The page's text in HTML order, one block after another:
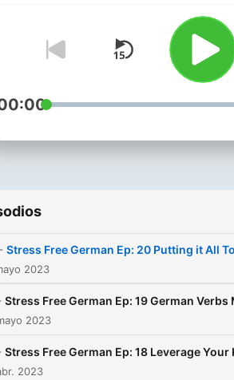
Pattern
grammar.
Stress Free German Ep: 20 Putting it All
2023
Stress Free German Ep: 19 German Verbs
2023
Stress Free German Ep: 18 Leverage
2023